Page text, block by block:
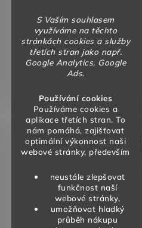
S Vaším souhlasem
využíváme na těchto
stránkách cookies a služby
třetích stran jako např.
Google Analytics, Google
Ads.
Používání cookies
Používáme cookies a
aplikace třetích stran. To
nám pomáhá, zajišťovat
optimální výkonnost naši
webové stránky, především
neustále zlepšovat
funkčnost naší
webové stránky,
umožňovat hladký
průběh nákupu